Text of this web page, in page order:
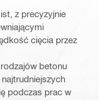
z precyzyjnie
cięcia przez
betonu
podczas prac w